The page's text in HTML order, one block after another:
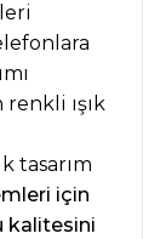
ışık
tasarım
için
kalitesini